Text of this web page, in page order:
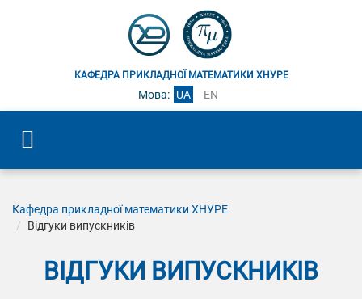
КАФЕДРА ПРИКЛАДНОЇ МАТЕМАТИКИ ХНУРЕ
Мова: UA EN
Кафедра прикладної математики ХНУРЕ
Відгуки випускників
ВІДГУКИ ВИПУСКНИКІВ